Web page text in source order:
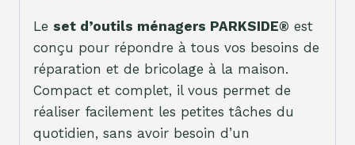
Le set d’outils ménagers PARKSIDE® est
conçu pour répondre à tous vos besoins de
réparation et de bricolage à la maison.
Compact et complet, il vous permet de
réaliser facilement les petites tâches du
quotidien, sans avoir besoin d’un